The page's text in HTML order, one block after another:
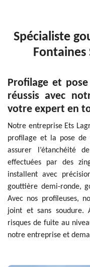
Spécialiste
Profilage et
réussis avec
votre expert en
Notre entreprise Ets
profilage et la pose de
assurer l’étanchéité
effectuées par des
installent avec
gouttière demi-ronde,
Avec nos profileuses,
joint et sans soudure.
risques de fuite au
notre entreprise et